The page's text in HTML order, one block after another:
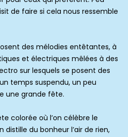
de faire si cela nous ressemble
des mélodies entêtantes, à
et électriques mêlées à des
sur lesquels se posent des
temps suspendu, un peu
une grande fête.
colorée où l’on célèbre le
distille du bonheur l’air de rien,